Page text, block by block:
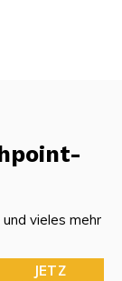
vieles mehr
JETZ